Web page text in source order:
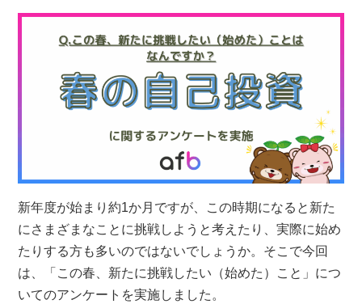
新年度が始まり約1か月ですが、この時期になると新た
にさまざまなことに挑戦しようと考えたり、実際に始め
たりする方も多いのではないでしょうか。そこで今回
は、「この春、新たに挑戦したい（始めた）こと」につ
いてのアンケートを実施しました。